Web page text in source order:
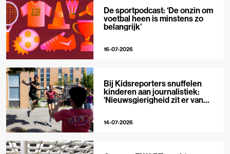
De sportpodcast: ‘De onzin om
voetbal heen is minstens zo
belangrijk’
16-07-2026
Bij Kidsreporters snuffelen
kinderen aan journalistiek:
‘Nieuwsgierigheid zit er van
14-07-2026